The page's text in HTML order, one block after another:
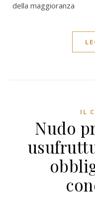
della maggioranza
IL
Nudo